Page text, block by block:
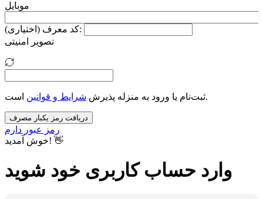
موبایل
کد معرف (اختیاری):
تصویر امنیتی
ثبت‌نام یا ورود به منزله پذیرش شرایط و قوانین است.
دریافت رمز یکبار مصرف
رمز عبور دارم
خوش آمدید! 👋
وارد حساب کاربری خود شوید